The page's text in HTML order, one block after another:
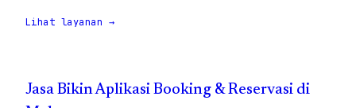
Lihat layanan →
Jasa Bikin Aplikasi Booking & Reservasi di